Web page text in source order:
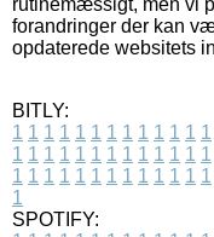
forandringer der kan
opdaterede websitets
BITLY:
1 1 1 1 1 1 1 1 1 1 1 1 1
1 1 1 1 1 1 1 1 1 1 1 1 1
1 1 1 1 1 1 1 1 1 1 1 1 1
1
SPOTIFY: